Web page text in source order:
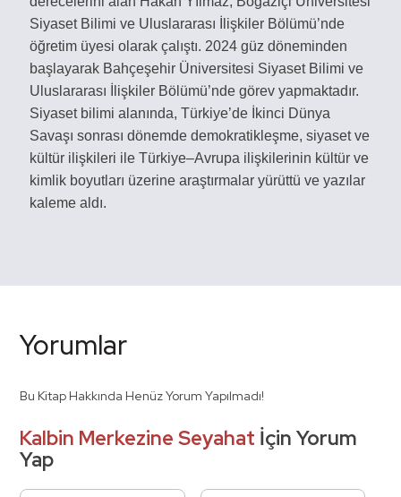
Siyaset Bilimi ve Uluslararası İlişkiler Bölümü’nde
öğretim üyesi olarak çalıştı. 2024 güz döneminden
başlayarak Bahçeşehir Üniversitesi Siyaset Bilimi ve
Uluslararası İlişkiler Bölümü’nde görev yapmaktadır.
Siyaset bilimi alanında, Türkiye’de İkinci Dünya
Savaşı sonrası dönemde demokratikleşme, siyaset ve
kültür ilişkileri ile Türkiye–Avrupa ilişkilerinin kültür ve
kimlik boyutları üzerine araştırmalar yürüttü ve yazılar
kaleme aldı.
Yorumlar
Bu Kitap Hakkında Henüz Yorum Yapılmadı!
Kalbin Merkezine Seyahat İçin Yorum
Yap